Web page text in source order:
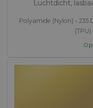
Luchtdicht,
Polyamide (Nylon) -